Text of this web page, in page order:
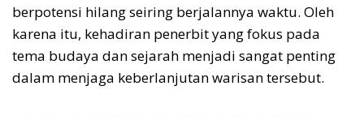
berpotensi hilang seiring berjalannya waktu. Oleh
karena itu, kehadiran penerbit yang fokus pada
tema budaya dan sejarah menjadi sangat penting
dalam menjaga keberlanjutan warisan tersebut.